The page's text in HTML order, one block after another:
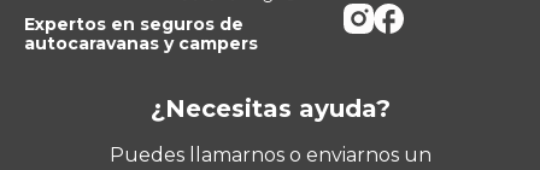
Expertos en seguros de
autocaravanas y campers
¿Necesitas ayuda?
Puedes llamarnos o enviarnos un